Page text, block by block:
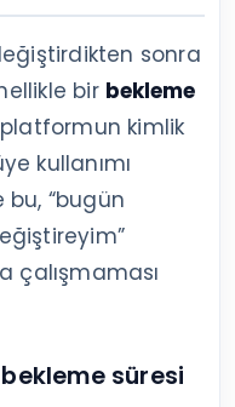
değiştirdikten sonra
bir bekleme
platformun kimlik
kullanımı
“bugün
çalışmaması
bekleme süresi